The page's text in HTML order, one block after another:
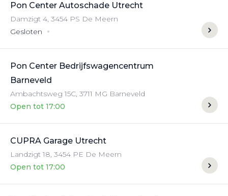
Pon Center Autoschade Utrecht
Damzigt 4, 3454 PS De Meern
Gesloten
Pon Center Bedrijfswagencentrum
Barneveld
Ambachtsweg 15C, 3711 MG Barneveld
Open tot 17:00
CUPRA Garage Utrecht
Landzigt 18, 3454 PE De Meern
Open tot 17:00